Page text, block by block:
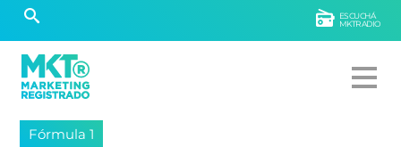
ESCUCHÁ
MKTRADIO
Fórmula 1